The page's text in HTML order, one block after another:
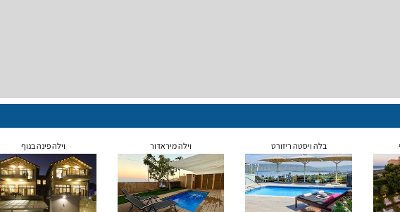
בלה ויסטה ריזורט וילה מיראדור וילה פינה בנוף